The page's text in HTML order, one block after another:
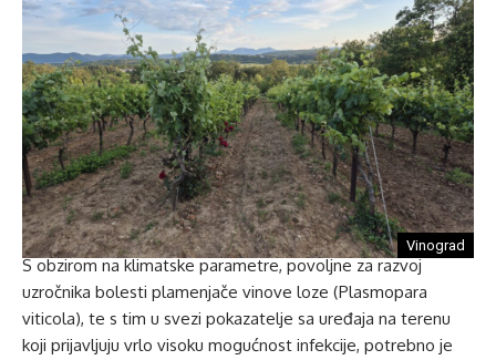
Vinograd
S obzirom na klimatske parametre, povoljne za razvoj
uzročnika bolesti plamenjače vinove loze (Plasmopara
viticola), te s tim u svezi pokazatelje sa uređaja na terenu
koji prijavljuju vrlo visoku mogućnost infekcije, potrebno je